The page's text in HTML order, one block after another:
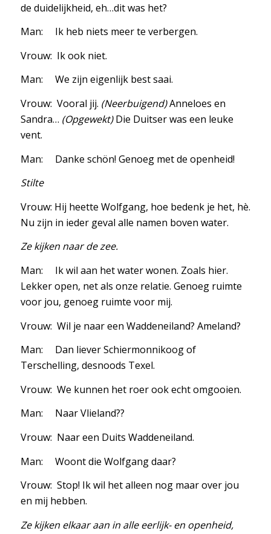
de duidelijkheid, eh…dit was het?
Man: Ik heb niets meer te verbergen.
Vrouw: Ik ook niet.
Man: We zijn eigenlijk best saai.
Vrouw: Vooral jij. (Neerbuigend)Anneloes en
Sandra… (Opgewekt)Die Duitser was een leuke
vent.
Man: Danke schön! Genoeg met de openheid!
Stilte
Vrouw: Hij heette Wolfgang, hoe bedenk je het, hè.
Nu zijn in ieder geval alle namen boven water.
Ze kijken naar de zee.
Man: Ik wil aan het water wonen. Zoals hier.
Lekker open, net als onze relatie. Genoeg ruimte
voor jou, genoeg ruimte voor mij.
Vrouw: Wil je naar een Waddeneiland? Ameland?
Man: Dan liever Schiermonnikoog of
Terschelling, desnoods Texel.
Vrouw: We kunnen het roer ook echt omgooien.
Man: Naar Vlieland??
Vrouw: Naar een Duits Waddeneiland.
Man: Woont die Wolfgang daar?
Vrouw: Stop! Ik wil het alleen nog maar over jou
en mij hebben.
Ze kijken elkaar aan in alle eerlijk- en openheid,